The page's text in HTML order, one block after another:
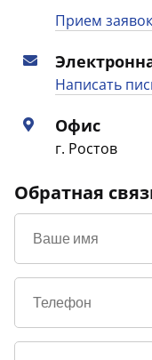
Прием заявок
Написать
Офис
г. Ростов
Обратная